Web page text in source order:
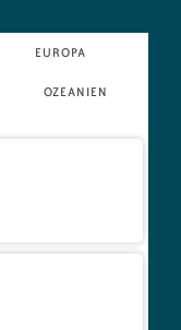
EUROPA
OZEANIEN